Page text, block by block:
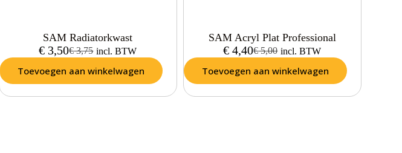
SAM Radiatorkwast
€3,75
€ 3,50 incl. BTW
Toevoegen aan winkelwagen
SAM Acryl Plat Professional
€5,00
€ 4,40 incl. BTW
Toevoegen aan winkelwagen